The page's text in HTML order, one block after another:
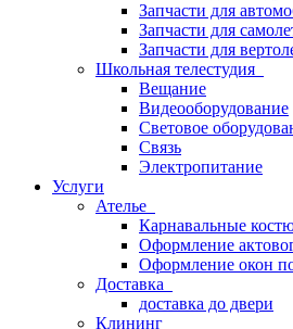
Запчасти для
Запчасти для
Запчасти для
Школьная телестудия
Вещание
Видеооборудование
Световое
Связь
Электропитание
Услуги
Ателье
Карнавальные
Оформление
Оформление окон
Доставка
доставка до двери
Клининг